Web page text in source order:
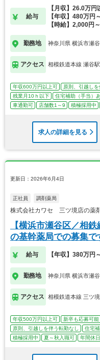
給与
【月収】26.0万円
【年収】480万円
【時給】2,000円～
勤務地 神奈川県 横浜市瀬谷
アクセス 相模鉄道本線 瀬谷駅
年収600万円以上可 原則、引越しを
残業月10ｈ以下
住宅補助（手当）
車通勤可
店舗数1～9 積極採用中
求人の詳細を見る
更新日：2026年6月4日
正社員 調剤薬局
株式会社カワセ 三ツ境店の薬
【横浜市瀬谷区／相
の基幹薬局での募集で
給与 【年収】380万円
勤務地 神奈川県 横浜市瀬谷
アクセス 相模鉄道本線 三ツ
年収500万円以上可 新卒も応募可能
原則、引越しを伴う転勤なし
住宅
積極採用中
夏～秋入職可 年間休